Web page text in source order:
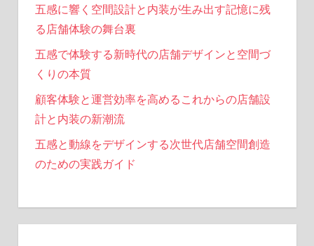
五感に響く空間設計と内装が生み出す記憶に残
る店舗体験の舞台裏
五感で体験する新時代の店舗デザインと空間づ
くりの本質
顧客体験と運営効率を高めるこれからの店舗設
計と内装の新潮流
五感と動線をデザインする次世代店舗空間創造
のための実践ガイド